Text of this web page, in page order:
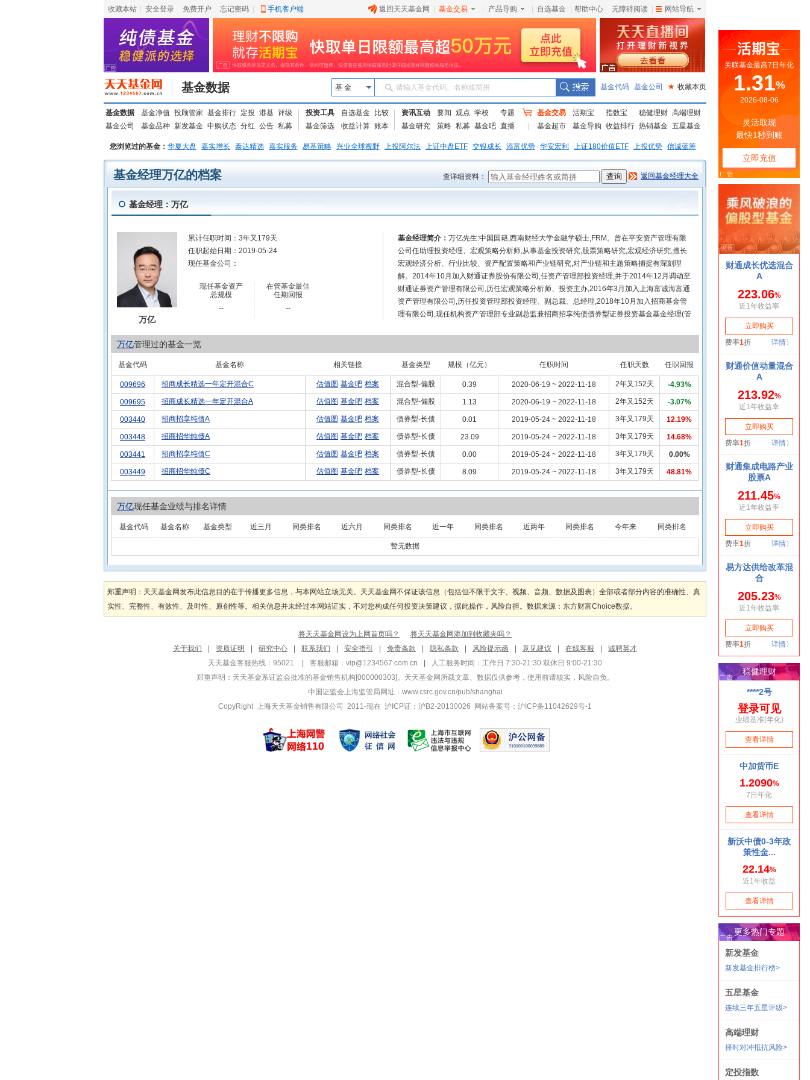
收藏本站 安全登录 免费开户 忘记密码 手机客户端 返回天天基金网 基金交易 产品导购 自选基金 帮助中心 无障碍阅读 网站导航
基金数据 基 金 请输入基金代码、名称或简拼 基金代码 基金公司 ★ 收藏本页
基金数据 基金净值 投顾管家 基金排行 定投 港基 评级
基金公司
基金品种 新发基金 申购状态 分红 公告 私募
投资工具 自选基金
比较
基金筛选
收益计算 账本
资讯互动 要闻 观点 学校
专题
基金研究
策略 私募 基金吧 直播
基金交易 活期宝 指数宝 稳健理财 高端理财
基金超市
基金导购 收益排行 热销基金 五星基金
您浏览过的基金： 华夏大盘 嘉实增长 泰达精选 嘉实服务 易基策略 兴业全球视野 上投阿尔法 上证中盘ETF 交银成长 添富优势 华安宏利 上证180价值ETF 上投优势 信诚蓝筹
基金经理万亿的档案 查详细资料： 返回基金经理大全
基金经理：万亿
基金经理简介： 万亿先生:中国国籍,西南财经大学金融学硕士,FRM。曾在平安资产管理有限
公司任助理投资经理、宏观策略分析师,从事基金投资研究,股票策略研究,宏观经济研究,擅长
宏观经济分析、行业比较、资产配置策略和产业链研究,对产业链和主题策略捕捉有深刻理
解。2014年10月加入财通证券股份有限公司,任资产管理部投资经理,并于2014年12月调动至
财通证券资产管理有限公司,历任宏观策略分析师、投资主办,2016年3月加入上海富诚海富通
资产管理有限公司,历任投资管理部投资经理、副总裁、总经理,2018年10月加入招商基金管
理有限公司,现任机构资产管理部专业副总监兼招商招享纯债债券型证券投资基金基金经理(管
成长精选一年定期开放混合型发起式证券投资基金基金经理。
万亿
累计任职时间： 3年又179天
任职起始日期： 2019-05-24
现任基金公司：
现任基金资产
总规模
--
在管基金最佳
任期回报
--
万亿管理过的基金一览
基金代码 基金名称 相关链接 基金类型 规模（亿元） 任职时间 任职天数 任职回报
009696 招商成长精选一年定开混合C 估值图 基金吧 档案 混合型-偏股 0.39 2020-06-19 ~ 2022-11-18 2年又152天 -4.93%
009695 招商成长精选一年定开混合A 估值图 基金吧 档案 混合型-偏股 1.13 2020-06-19 ~ 2022-11-18 2年又152天 -3.07%
003440 招商招享纯债A 估值图 基金吧 档案 债券型-长债 0.01 2019-05-24 ~ 2022-11-18 3年又179天 12.19%
003448 招商招华纯债A 估值图 基金吧 档案 债券型-长债 23.09 2019-05-24 ~ 2022-11-18 3年又179天 14.68%
003441 招商招享纯债C 估值图 基金吧 档案 债券型-长债 0.00 2019-05-24 ~ 2022-11-18 3年又179天 0.00%
003449 招商招华纯债C 估值图 基金吧 档案 债券型-长债 8.09 2019-05-24 ~ 2022-11-18 3年又179天 48.81%
万亿现任基金业绩与排名详情
基金代码 基金名称 基金类型 近三月 同类排名 近六月 同类排名 近一年 同类排名 近两年 同类排名 今年来 同类排名
暂无数据
郑重声明：天天基金网发布此信息目的在于传播更多信息，与本网站立场无关。天天基金网不保证该信息（包括但不限于文字、视频、音频、数据及图表）全部或者部分内容的准确性、真
实性、完整性、有效性、及时性、原创性等。相关信息并未经过本网站证实，不对您构成任何投资决策建议，据此操作，风险自担。数据来源：东方财富Choice数据。
将天天基金网设为上网首页吗？
将天天基金网添加到收藏夹吗？
关于我们
资质证明 研究中心 联系我们 安全指引 免责条款 隐私条款 风险提示函 意见建议 在线客服
诚聘英才
天天基金客服热线：95021
客服邮箱： vip@1234567.com.cn
人工服务时间：工作日 7:30-21:30 双休日 9:00-21:30
郑重声明： 天天基金系证监会批准的基金销售机构[000000303]。天天基金网所载文章、数据仅供参考，使用前请核实，风险自负。
中国证监会上海监管局网址： www.csrc.gov.cn/pub/shanghai
CopyRight 上海天天基金销售有限公司 2011-现在 沪ICP证：沪B2-20130026
网站备案号：沪ICP备11042629号-1